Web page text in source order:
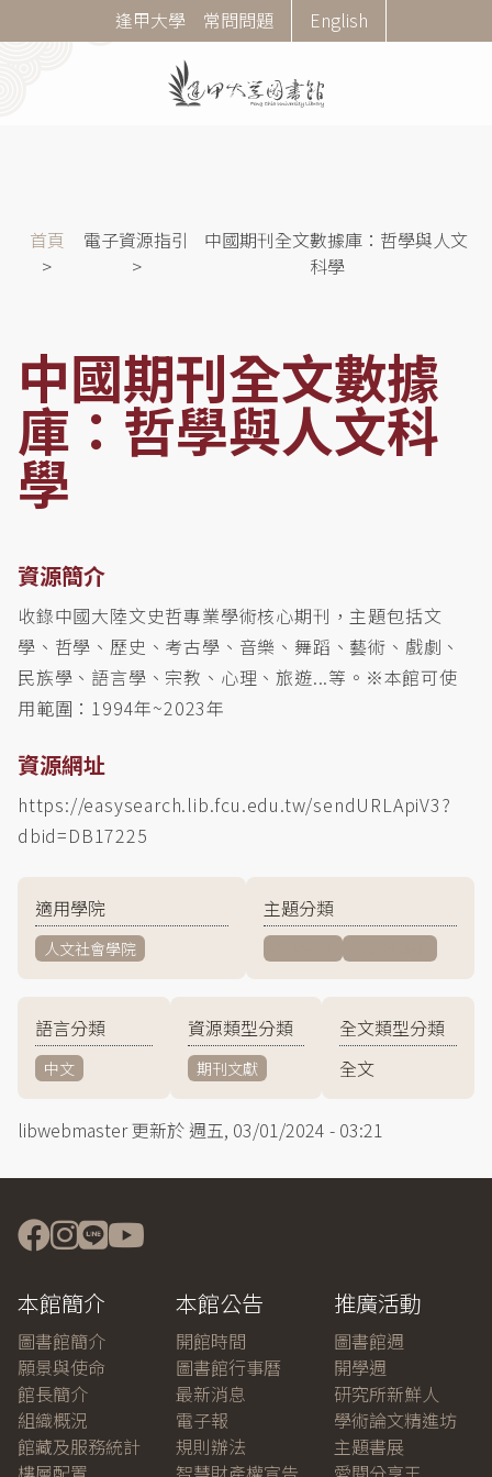
至
Corner
Menu
逢甲大學 常問問題 English
導首頁 電子資源指引
中國期刊全文數據庫：哲學與人文
科學
中國期刊全文數據
庫：哲學與人文科
學
資源簡介
收錄中國大陸文史哲專業學術核心期刊，主題包括文
學、哲學、歷史、考古學、音樂、舞蹈、藝術、戲劇、
民族學、語言學、宗教、心理、旅遊...等。※本館可使
用範圍：1994年~2023年
資源網址
https://easysearch.lib.fcu.edu.tw/sendURLApiV3?
dbid=DB17225
適用學院
人文社會學院
主題分類
語言分類
中文
資源類型分類
期刊文獻
全文類型分類
全文
libwebmaster更新於 週五, 03/01/2024 - 03:21
本館簡介
圖書館簡介
願景與使命
館長簡介
組織概況
館藏及服務統計
本館公告
開館時間
圖書館行事曆
最新消息
電子報
規則辦法
推廣活動
圖書館週
開學週
研究所新鮮人
學術論文精進坊
主題書展